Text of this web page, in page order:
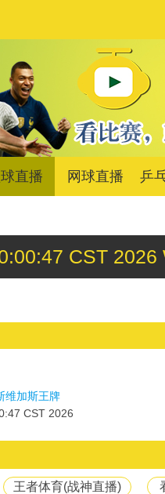
直播 网球直播 乒
CST
维加斯王牌
CST 2026
王者体育(战神直播)